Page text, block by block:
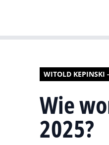
WITOLD KEPINSKI
Wie
2025?